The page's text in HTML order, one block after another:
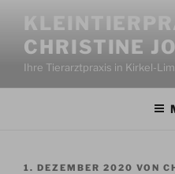
Inhalt
springenCHRISTINE
Ihre Tierarztpraxis in Kirkel-
VERÖFFENTLICHT
1. DEZEMBER 2020 VON